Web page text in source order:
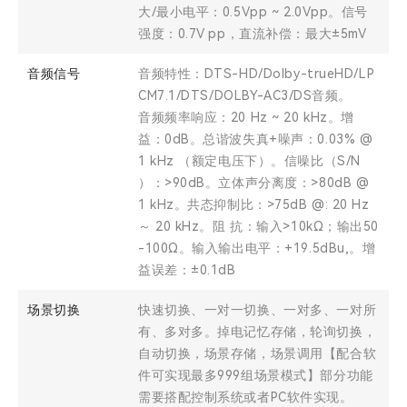
大/最小电平：0.5Vpp ~ 2.0Vpp。信号
强度：0.7V pp，直流补偿：最大±5mV
音频信号
音频特性：DTS-HD/Dolby-trueHD/LP
CM7.1/DTS/DOLBY-AC3/DS音频。
音频频率响应：20 Hz ~ 20 kHz。增
益：0dB。总谐波失真+噪声：0.03% @
1 kHz （额定电压下）。信噪比（S/N
）：>90dB。立体声分离度：>80dB @
1 kHz。共态抑制比：>75dB @: 20 Hz
～ 20 kHz。阻 抗：输入>10kΩ；输出50
-100Ω。输入输出电平：+19.5dBu,。增
益误差：±0.1dB
场景切换
快速切换、一对一切换、一对多、一对所
有、多对多。掉电记忆存储，轮询切换，
自动切换，场景存储，场景调用【配合软
件可实现最多999组场景模式】部分功能
需要搭配控制系统或者PC软件实现。